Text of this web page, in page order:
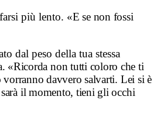
più lento. «E se non fossi
dal peso della tua stessa
«Ricorda non tutti coloro che ti
davvero salvarti. Lei si è
il momento, tieni gli occhi